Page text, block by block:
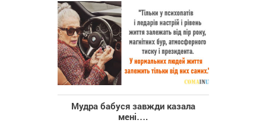
Мудра бабуся завжди казала
мені….